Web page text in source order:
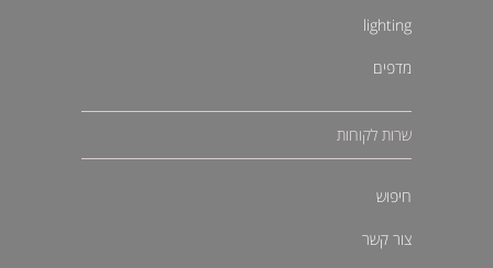
lighting
מדפים
שרות לקוחות
חיפוש
צור קשר